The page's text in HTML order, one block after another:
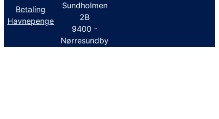
Betaling
Havnepenge
Sundholmen
2B
9400 -
Nørresundby